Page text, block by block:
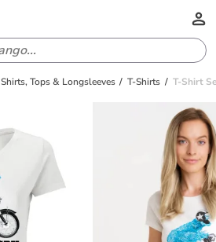
Shirts, Tops & Longsleeves T-Shirts T-Shirt